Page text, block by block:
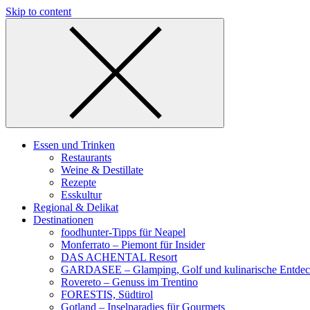
Skip to content
Essen und Trinken
Restaurants
Weine & Destillate
Rezepte
Esskultur
Regional & Delikat
Destinationen
foodhunter-Tipps für Neapel
Monferrato – Piemont für Insider
DAS ACHENTAL Resort
GARDASEE – Glamping, Golf und kulinarische
Rovereto – Genuss im Trentino
FORESTIS, Südtirol
Gotland – Inselparadies für Gourmets